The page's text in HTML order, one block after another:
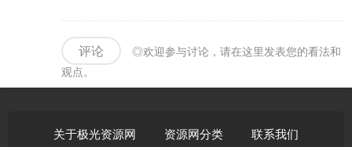
评论
◎欢迎参与讨论，请在这里发表您的看法和
观点。
关于极光资源网 资源网分类 联系我们